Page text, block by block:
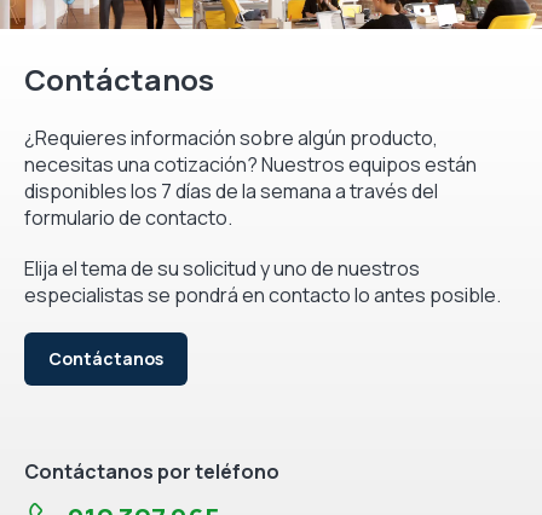
Contáctanos
¿Requieres información sobre algún producto,
necesitas una cotización? Nuestros equipos están
disponibles los 7 días de la semana a través del
formulario de contacto.
Elija el tema de su solicitud y uno de nuestros
especialistas se pondrá en contacto lo antes posible.
Contáctanos
Contáctanos por teléfono